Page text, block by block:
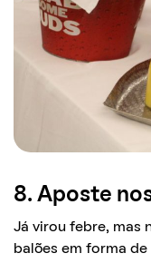
8. Aposte
Já virou febre, mas
balões em forma